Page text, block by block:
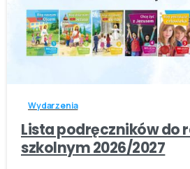
Wydarzenia
Lista podręczników do
szkolnym 2026/2027